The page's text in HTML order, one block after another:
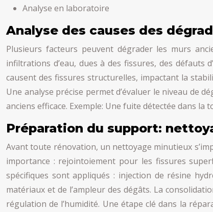
Analyse en laboratoire
Analyse des causes des
Plusieurs facteurs peuvent dégrader les murs
infiltrations d’eau, dues à des fissures, des
causent des fissures structurelles, impactant la
Une analyse précise permet d’évaluer le niveau de
anciens efficace. Exemple: Une fuite détectée dans
Préparation du support:
Avant toute rénovation, un nettoyage minutieux
importance : rejointoiement pour les fissures
spécifiques sont appliqués : injection de résine
matériaux et de l’ampleur des dégâts. La
régulation de l’humidité. Une étape clé dans la